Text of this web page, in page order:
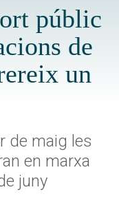
públic
de
un
de maig les
en marxa
juny